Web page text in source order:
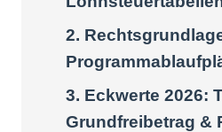
2.
3. Eckwerte 2026:
Grundfreibetrag &